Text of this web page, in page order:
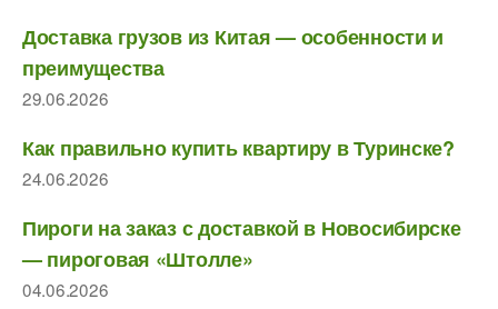
Доставка грузов из Китая — особенности и
преимущества
29.06.2026
Как правильно купить квартиру в Туринске?
24.06.2026
Пироги на заказ с доставкой в Новосибирске
— пироговая «Штолле»
04.06.2026